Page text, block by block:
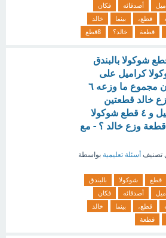
أصدقائه
فكان
قطع، بينما
خالد
قطعة خالد؟ 8قطع
شوكولا بالبندق
كراميل على
أصدقائه فكان مجموع ما وزعه ٦
خالد قطعتين
شوكولا كراميل و ٤ قطع شوكولا
قطعة وزع خالد ؟ - مع
تصنيف أسئلة تعليمية بواسطة
قطع شوكولا
بالبندق
أصدقائه
فكان
قطع، بينما
خالد
قطعة